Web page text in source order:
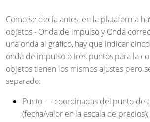
Como se decía antes, en la plataforma
objetos - Onda de impulso y Onda
una onda al gráfico, hay que indicar
onda de impulso o tres puntos para la
objetos tienen los mismos ajustes pero
separado:
Punto— coordinadas del punto de
(fecha/valor en la escala de precios);